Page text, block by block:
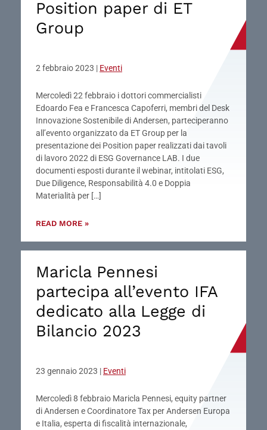
Position paper di ET
Group
2 febbraio 2023 | Eventi
Mercoledì 22 febbraio i dottori commercialisti
Edoardo Fea e Francesca Capoferri, membri del Desk
Innovazione Sostenibile di Andersen, parteciperanno
all’evento organizzato da ET Group per la
presentazione dei Position paper realizzati dai tavoli
di lavoro 2022 di ESG Governance LAB. I due
documenti esposti durante il webinar, intitolati ESG,
Due Diligence, Responsabilità 4.0 e Doppia
Materialità per […]
READ MORE »
Maricla Pennesi
partecipa all’evento IFA
dedicato alla Legge di
Bilancio 2023
23 gennaio 2023 | Eventi
Mercoledì 8 febbraio Maricla Pennesi, equity partner
di Andersen e Coordinatore Tax per Andersen Europa
e Italia, esperta di fiscalità internazionale,